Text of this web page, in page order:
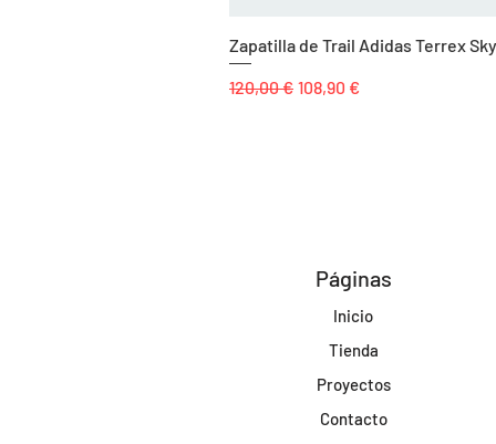
Zapatilla de Trail Adidas Terrex
Precio
120,00 € Precio de oferta
108,90 €
Páginas
Inicio
Tienda
Proyectos
Contacto